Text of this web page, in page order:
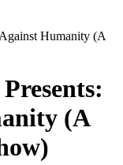
Humanity (A
(A